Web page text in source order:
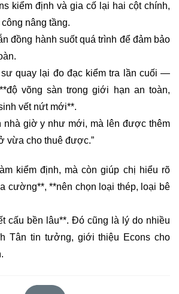
kiểm định và gia cố lại hai cột chính,
nâng tầng.
đồng hành suốt quá trình để đảm bảo
sư quay lại đo đạc kiểm tra lần cuối —
võng sàn trong giới hạn an toàn,
vết nứt mới**.
nhà giờ y như mới, mà lên được thêm
vừa cho thuê được.”
kiểm định, mà còn giúp chị hiểu rõ
cường**, **nên chọn loại thép, loại bê
cấu bền lâu**. Đó cũng là lý do nhiều
Tân tin tưởng, giới thiệu Econs cho